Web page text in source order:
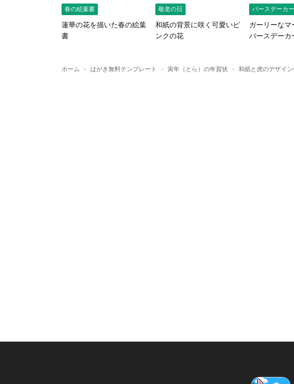
春の絵葉書
蓮華の花を描いた春の絵葉
書
敬老の日
和紙の背景に咲く可愛いピ
ンクの花
バースデーカ
ガーリーなマ
バースデーカ
ホーム › はがき無料テンプレート › 寅年（とら）の年賀状 › 和紙と虎のデザイン